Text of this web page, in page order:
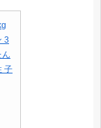
3
ん
子